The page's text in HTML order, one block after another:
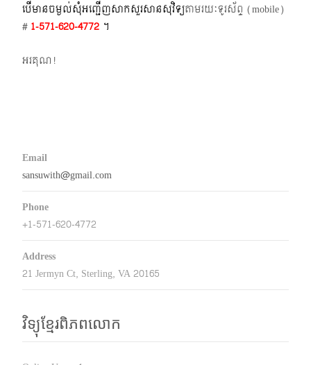
បើមានចម្ងល់​សុំអញ្ជើញសាកសួរសានសុវិទ្យតាមរយៈទូរស័ព្ទ​ (mobile)​
# 1-571-620-4772​ ។
អរគុណ!
Email
sansuwith@gmail.com
Phone
+1-571-620-4772
Address
21 Jermyn Ct, Sterling, VA 20165
វិទ្យុខ្មែរពិភពលោក